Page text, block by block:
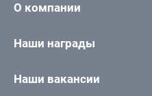
О компании
Наши награды
Наши вакансии